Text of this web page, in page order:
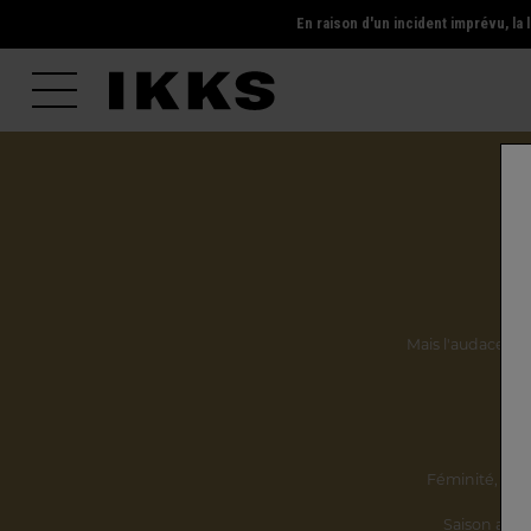
En raison d'un incident imprévu,
Mais l'audace, la
Féminité,
Saison